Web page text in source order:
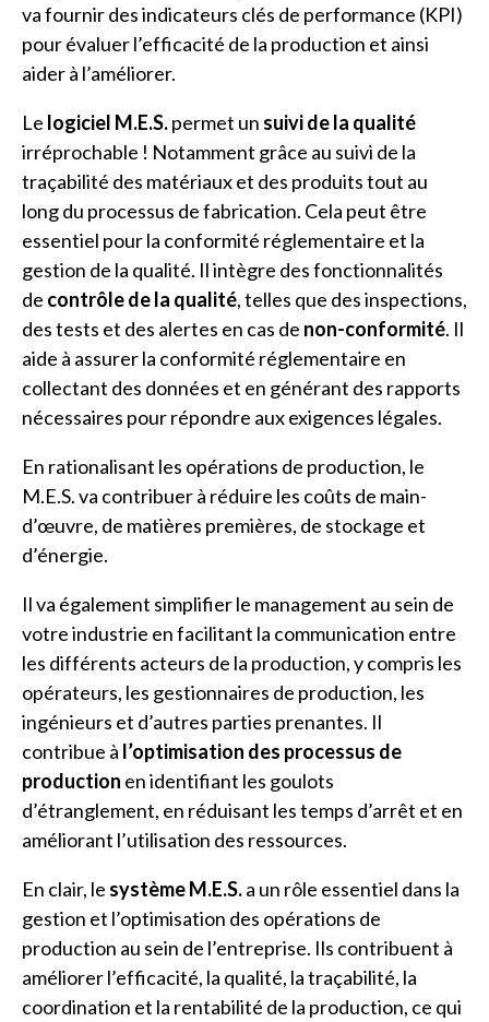
va fournir des indicateurs clés de performance (KPI)
pour évaluer l’efficacité de la production et ainsi
aider à l’améliorer.
Le logiciel M.E.S.permet un suivi de la qualité
irréprochable ! Notamment grâce au suivi de la
traçabilité des matériaux et des produits tout au
long du processus de fabrication. Cela peut être
essentiel pour la conformité réglementaire et la
gestion de la qualité. Il intègre des fonctionnalités
de contrôle de la qualité, telles que des inspections,
des tests et des alertes en cas de non-conformité. Il
aide à assurer la conformité réglementaire en
collectant des données et en générant des rapports
nécessaires pour répondre aux exigences légales.
En rationalisant les opérations de production, le
M.E.S. va contribuer à réduire les coûts de main-
d’œuvre, de matières premières, de stockage et
d’énergie.
Il va également simplifier le management au sein de
votre industrie en facilitant la communication entre
les différents acteurs de la production, y compris les
opérateurs, les gestionnaires de production, les
ingénieurs et d’autres parties prenantes. Il
contribue à l’optimisation des processus de
production en identifiant les goulots
d’étranglement, en réduisant les temps d’arrêt et en
améliorant l’utilisation des ressources.
En clair, le système M.E.S.a un rôle essentiel dans la
gestion et l’optimisation des opérations de
production au sein de l’entreprise. Ils contribuent à
améliorer l’efficacité, la qualité, la traçabilité, la
coordination et la rentabilité de la production, ce qui